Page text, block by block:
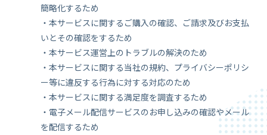
簡略化するため
・本サービスに関するご購入の確認、ご請求及びお支払
いとその確認をするため
・本サービス運営上のトラブルの解決のため
・本サービスに関する当社の規約、プライバシーポリシ
ー等に違反する行為に対する対応のため
・本サービスに関する満足度を調査するため
・電子メール配信サービスのお申し込みの確認やメール
を配信するため